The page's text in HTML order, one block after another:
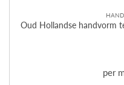
Oud Hollandse handvorm
per